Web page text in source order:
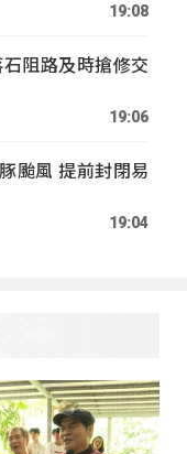
19:08
阻路及時搶修交
19:06
颱風 提前封閉易
19:04